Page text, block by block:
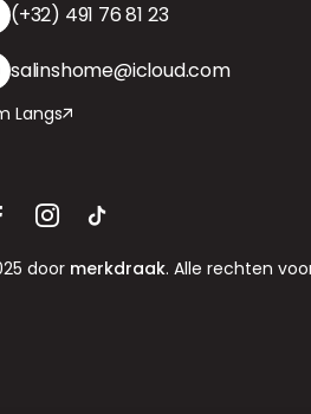
(+32) 491 76 81 23
salinshome@icloud.com
Langs
door merkdraak. Alle rechten